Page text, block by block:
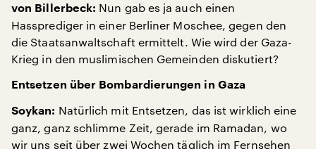
von Billerbeck: Nun gab es ja auch einen
Hassprediger in einer Berliner Moschee, gegen den
die Staatsanwaltschaft ermittelt. Wie wird der Gaza-
Krieg in den muslimischen Gemeinden diskutiert?
Entsetzen über Bombardierungen in Gaza
Soykan: Natürlich mit Entsetzen, das ist wirklich eine
ganz, ganz schlimme Zeit, gerade im Ramadan, wo
wir uns seit über zwei Wochen täglich im Fernsehen